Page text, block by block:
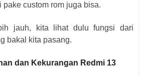
custom rom juga bisa.
jauh, kita lihat dulu fungsi dari
bakal kita pasang.
dan Kekurangan Redmi 13